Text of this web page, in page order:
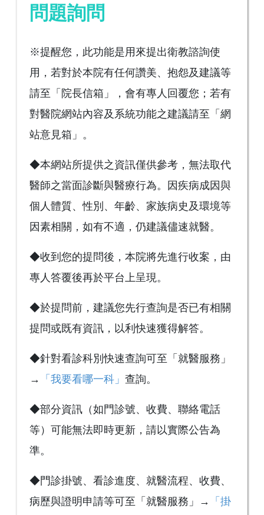
問題詢問
※提醒您，此功能是用來提出衛教諮詢使
用，若對於本院有任何讚美、抱怨及建議等
請至「院長信箱」，會有專人回覆您；若有
對醫院網站內容及系統功能之建議請至「網
站意見箱」。
◆本網站所提供之資訊僅供參考，無法取代
醫師之當面診斷與醫療行為。因疾病成因與
個人體質、性別、年齡、家族病史及環境等
因素相關，如有不適，仍建議儘速就醫。
◆收到您的提問後，本院將先進行收案，由
專人答覆後再於平台上呈現。
◆於提問前，建議您先行查詢是否已有相關
提問或既有資訊，以利快速獲得解答。
◆針對看診科別快速查詢可至「就醫服務」
→
「我要看哪一科」 查詢。
◆部分資訊（如門診號、收費、聯絡電話
等）可能無法即時更新，請以實際公告為
準。
◆門診掛號、看診進度、就醫流程、收費、
病歷與證明申請等可至「就醫服務」→
「掛